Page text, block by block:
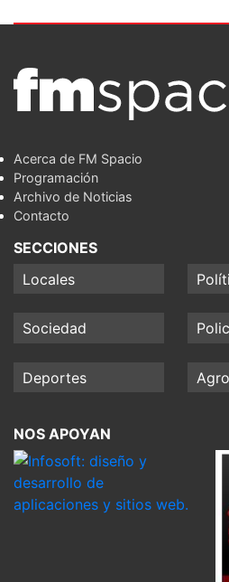
Acerca de FM Spacio
Programación
Archivo de Noticias
Contacto
SECCIONES
Locales
Sociedad
Deportes Agro
NOS APOYAN